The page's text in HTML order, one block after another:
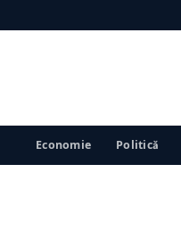
Economie Politică